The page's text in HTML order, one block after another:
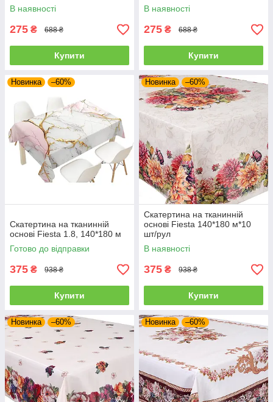
В наявності
275 ₴ 688 ₴
Купити
В наявності
275 ₴ 688 ₴
Купити
Новинка –60%
Скатертина на тканинній
основі Fiesta 1.8, 140*180 м
Готово до відправки
375 ₴ 938 ₴
Купити
Новинка –60%
Скатертина на тканинній
основі Fiesta 140*180 м*10
шт/рул
В наявності
375 ₴ 938 ₴
Купити
Новинка –60% Новинка –60%